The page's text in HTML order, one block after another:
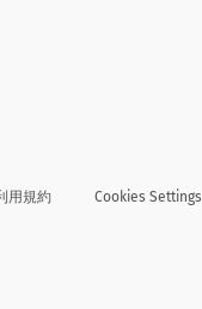
用規約 Cookies Settings